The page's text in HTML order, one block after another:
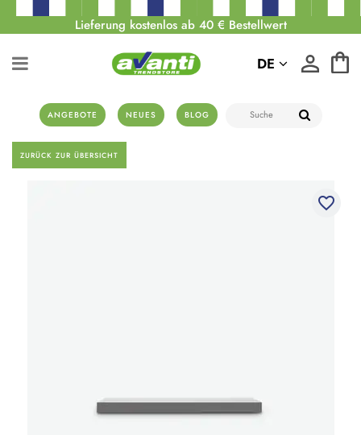
Lieferung kostenlos ab 40 € Bestellwert
ANGEBOTE NEUES BLOG
DE
ZURÜCK ZUR ÜBERSICHT
favorite_border